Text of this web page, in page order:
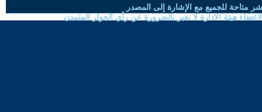
متاحة للجميع مع الإشارة إلى المصدر
هيئة الادارة لا تعبر بالضرورة عن رأي الحوار المتمدن